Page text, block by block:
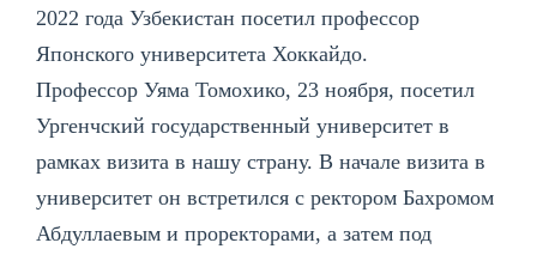
2022 года Узбекистан посетил профессор
Японского университета Хоккайдо.
Профессор Уяма Томохико, 23 ноября, посетил
Ургенчский государственный университет в
рамках визита в нашу страну. В начале визита в
университет он встретился с ректором Бахромом
Абдуллаевым и проректорами, а затем под